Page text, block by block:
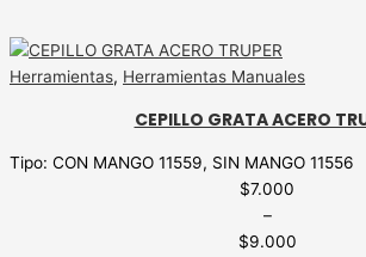
Herramientas, Herramientas Manuales
CEPILLO GRATA ACERO
Tipo: CON MANGO 11559, SIN MANGO 11556
$7.000
–
$9.000